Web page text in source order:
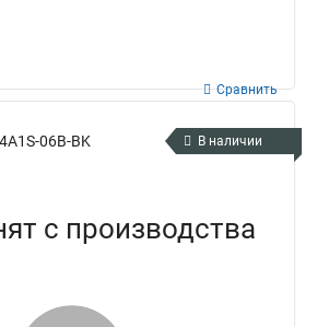
06B-BK
Сравнить
В наличии
с производства